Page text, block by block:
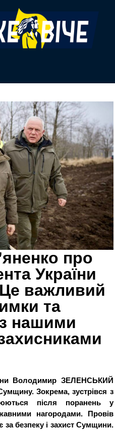
про
України
важливий
та
з нашими
Володимир ЗЕЛЕНСЬКИЙ
Зокрема, зустрівся з
після поранень у
нагородами. Провів
за безпеку і захист Сумщини.